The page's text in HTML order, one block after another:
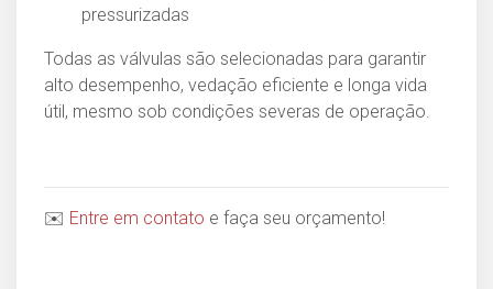
pressurizadas
Todas as válvulas são selecionadas para garantir
alto desempenho, vedação eficiente e longa vida
útil, mesmo sob condições severas de operação.
✉️ Entre em contato e faça seu orçamento!